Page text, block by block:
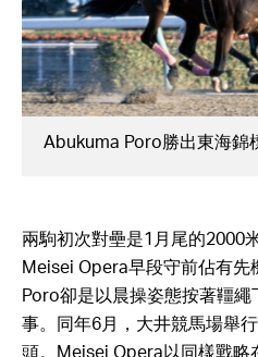
Abukuma Poro勝出東海錦
兩駒初次對壘是1月尾的2000
Meisei Opera早段守前佔有
Poro卻是以晨操姿態按著韁
事。同年6月，大井競馬場舉
頭。Meisei Opera以同樣戰略